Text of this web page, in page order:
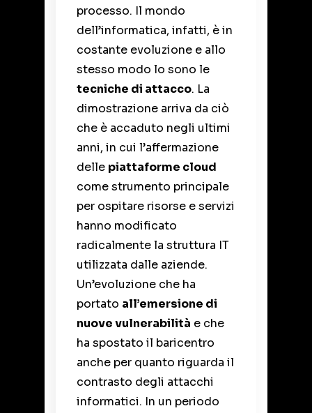
processo. Il mondo
dell’informatica, infatti, è in
costante evoluzione e allo
stesso modo lo sono le
tecniche di attacco. La
dimostrazione arriva da ciò
che è accaduto negli ultimi
anni, in cui l’affermazione
delle piattaforme cloud
come strumento principale
per ospitare risorse e servizi
hanno modificato
radicalmente la struttura IT
utilizzata dalle aziende.
Un’evoluzione che ha
portato all’emersione di
nuove vulnerabilità e che
ha spostato il baricentro
anche per quanto riguarda il
contrasto degli attacchi
informatici. In un periodo